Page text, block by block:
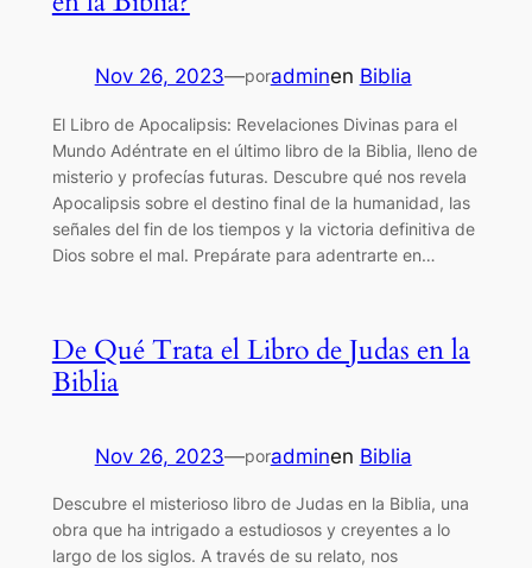
Nov 26, 2023—poradminen Biblia
El Libro de Apocalipsis: Revelaciones Divinas para el
Mundo Adéntrate en el último libro de la Biblia, lleno de
misterio y profecías futuras. Descubre qué nos revela
Apocalipsis sobre el destino final de la humanidad, las
señales del fin de los tiempos y la victoria definitiva de
Dios sobre el mal. Prepárate para adentrarte en…
De Qué Trata el Libro de Judas en la
Biblia
Nov 26, 2023—poradminen Biblia
Descubre el misterioso libro de Judas en la Biblia, una
obra que ha intrigado a estudiosos y creyentes a lo
largo de los siglos. A través de su relato, nos